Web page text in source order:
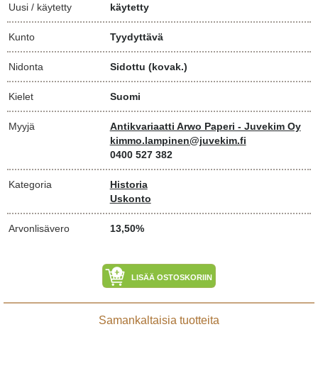
Uusi / käytetty käytetty
Kunto Tyydyttävä
Nidonta Sidottu (kovak.)
Kielet Suomi
Myyjä
Antikvariaatti Arwo Paperi - Juvekim Oy
kimmo.lampinen@juvekim.fi
0400 527 382
Kategoria
Historia
Uskonto
Arvonlisävero 13,50%
LISÄÄ OSTOSKORIIN
Samankaltaisia tuotteita